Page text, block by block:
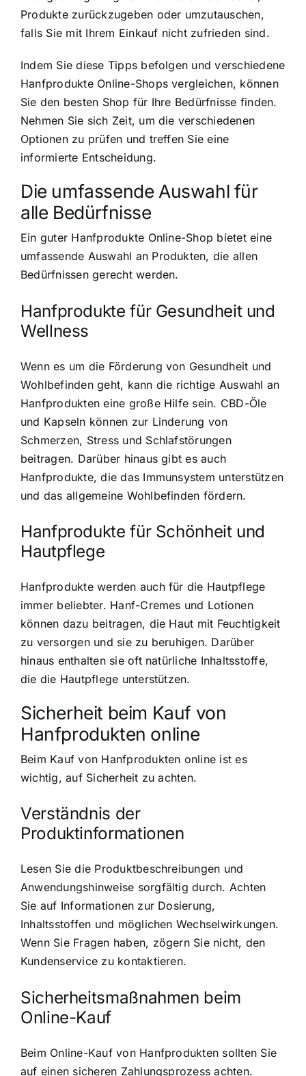
Produkte zurückzugeben oder umzutauschen,
falls Sie mit Ihrem Einkauf nicht zufrieden sind.
Indem Sie diese Tipps befolgen und verschiedene
Hanfprodukte Online-Shops vergleichen, können
Sie den besten Shop für Ihre Bedürfnisse finden.
Nehmen Sie sich Zeit, um die verschiedenen
Optionen zu prüfen und treffen Sie eine
informierte Entscheidung.
Die umfassende Auswahl für
alle Bedürfnisse
Ein guter Hanfprodukte Online-Shop bietet eine
umfassende Auswahl an Produkten, die allen
Bedürfnissen gerecht werden.
Hanfprodukte für Gesundheit und
Wellness
Wenn es um die Förderung von Gesundheit und
Wohlbefinden geht, kann die richtige Auswahl an
Hanfprodukten eine große Hilfe sein. CBD-Öle
und Kapseln können zur Linderung von
Schmerzen, Stress und Schlafstörungen
beitragen. Darüber hinaus gibt es auch
Hanfprodukte, die das Immunsystem unterstützen
und das allgemeine Wohlbefinden fördern.
Hanfprodukte für Schönheit und
Hautpflege
Hanfprodukte werden auch für die Hautpflege
immer beliebter. Hanf-Cremes und Lotionen
können dazu beitragen, die Haut mit Feuchtigkeit
zu versorgen und sie zu beruhigen. Darüber
hinaus enthalten sie oft natürliche Inhaltsstoffe,
die die Hautpflege unterstützen.
Sicherheit beim Kauf von
Hanfprodukten online
Beim Kauf von Hanfprodukten online ist es
wichtig, auf Sicherheit zu achten.
Verständnis der
Produktinformationen
Lesen Sie die Produktbeschreibungen und
Anwendungshinweise sorgfältig durch. Achten
Sie auf Informationen zur Dosierung,
Inhaltsstoffen und möglichen Wechselwirkungen.
Wenn Sie Fragen haben, zögern Sie nicht, den
Kundenservice zu kontaktieren.
Sicherheitsmaßnahmen beim
Online-Kauf
Beim Online-Kauf von Hanfprodukten sollten Sie
auf einen sicheren Zahlungsprozess achten.